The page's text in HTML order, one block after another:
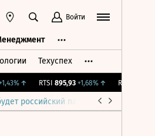
Войти
Техуспех
↑ RTSI 895,93 +1,68%↑ RGBI
российский парламент